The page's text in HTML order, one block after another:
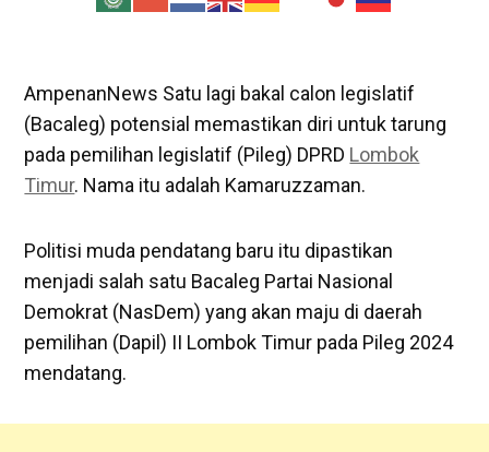
AmpenanNews Satu lagi bakal calon legislatif
(Bacaleg) potensial memastikan diri untuk tarung
pada pemilihan legislatif (Pileg) DPRD Lombok
Timur. Nama itu adalah Kamaruzzaman.
Politisi muda pendatang baru itu dipastikan
menjadi salah satu Bacaleg Partai Nasional
Demokrat (NasDem) yang akan maju di daerah
pemilihan (Dapil) II Lombok Timur pada Pileg 2024
mendatang.